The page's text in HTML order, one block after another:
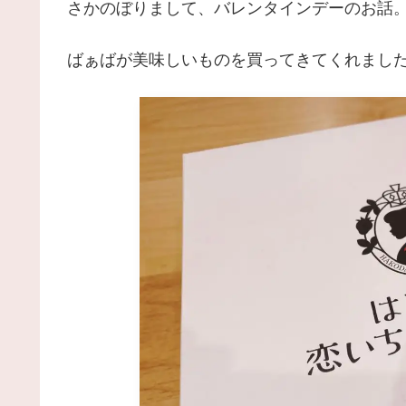
さかのぼりまして、バレンタインデーのお話
ばぁばが美味しいものを買ってきてくれまし